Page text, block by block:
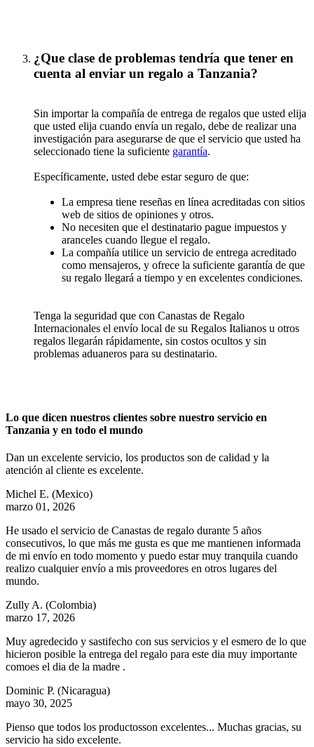
¿Que clase de problemas tendría que tener en
cuenta al enviar un regalo a Tanzania?
Sin importar la compañía de entrega de regalos que usted elija
que usted elija cuando envía un regalo, debe de realizar una
investigación para asegurarse de que el servicio que usted ha
seleccionado tiene la suficiente garantía.
Específicamente, usted debe estar seguro de que:
La empresa tiene reseñas en línea acreditadas con sitios
web de sitios de opiniones y otros.
No necesiten que el destinatario pague impuestos y
aranceles cuando llegue el regalo.
La compañía utilice un servicio de entrega acreditado
como mensajeros, y ofrece la suficiente garantía de que
su regalo llegará a tiempo y en excelentes condiciones.
Tenga la seguridad que con Canastas de Regalo
Internacionales el envío local de su Regalos Italianos u otros
regalos llegarán rápidamente, sin costos ocultos y sin
problemas aduaneros para su destinatario.
Lo que dicen nuestros clientes sobre nuestro servicio en
Tanzania y en todo el mundo
Dan un excelente servicio, los productos son de calidad y la
atención al cliente es excelente.
Michel E. (Mexico)
marzo 01, 2026
He usado el servicio de Canastas de regalo durante 5 años
consecutivos, lo que más me gusta es que me mantienen informada
de mi envío en todo momento y puedo estar muy tranquila cuando
realizo cualquier envío a mis proveedores en otros lugares del
mundo.
Zully A. (Colombia)
marzo 17, 2026
Muy agredecido y sastifecho con sus servicios y el esmero de lo que
hicieron posible la entrega del regalo para este dia muy importante
comoes el dia de la madre .
Dominic P. (Nicaragua)
mayo 30, 2025
Pienso que todos los productosson excelentes... Muchas gracias, su
servicio ha sido excelente.